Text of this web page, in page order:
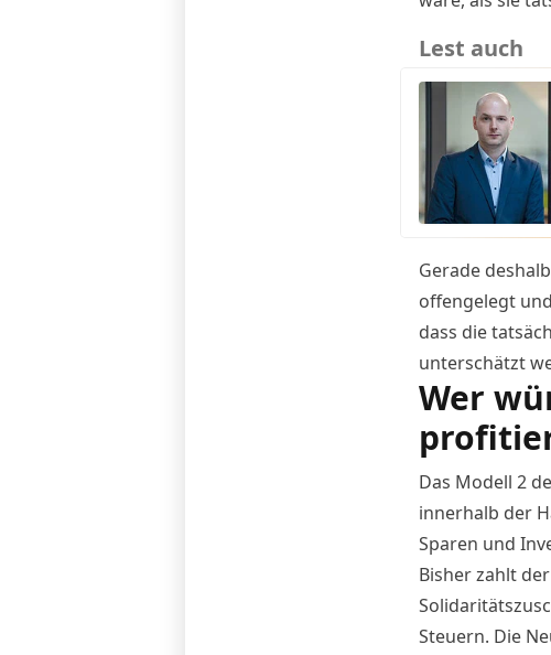
Lest auch
Gerade
offengelegt
dass die
unterschätzt
Wer
Das Modell 2
innerhalb der
Sparen und
Bisher zahlt
Steuern. Die